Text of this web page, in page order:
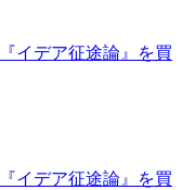
イデア征途論』を買
イデア征途論』を買